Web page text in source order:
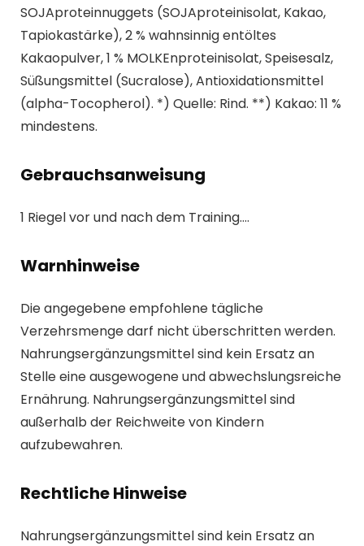
SOJAproteinnuggets (SOJAproteinisolat, Kakao,
Tapiokastärke), 2 % wahnsinnig entöltes
Kakaopulver, 1 % MOLKEnproteinisolat, Speisesalz,
Süßungsmittel (Sucralose), Antioxidationsmittel
(alpha-Tocopherol). *) Quelle: Rind. **) Kakao: 11 %
mindestens.
Gebrauchsanweisung
1 Riegel vor und nach dem Training….
Warnhinweise
Die angegebene empfohlene tägliche
Verzehrsmenge darf nicht überschritten werden.
Nahrungsergänzungsmittel sind kein Ersatz an
Stelle eine ausgewogene und abwechslungsreiche
Ernährung. Nahrungsergänzungsmittel sind
außerhalb der Reichweite von Kindern
aufzubewahren.
Rechtliche Hinweise
Nahrungsergänzungsmittel sind kein Ersatz an